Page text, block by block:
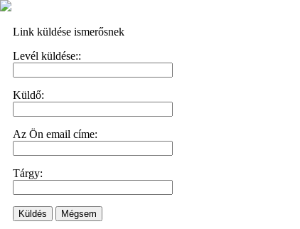
Link küldése ismerősnek
Levél küldése::
Küldő:
Az Ön email címe:
Tárgy:
Küldés Mégsem